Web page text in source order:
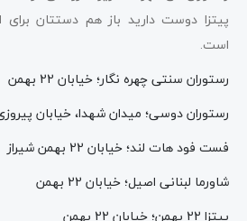
پیتزا دوست دارید باز هم دستتان برای
است.
رستوران سنتی چهره نگار؛ خیابان 22 بهمن
رستوران دوسی؛ میدان شهدا، خیابان
فست فود هات لند؛ خیابان 22 بهمن شیراز
شاورما لبنانی اصیل؛ خیابان 22 بهمن
پیتزا 22 بهمن؛ خیابان 22 بهمن